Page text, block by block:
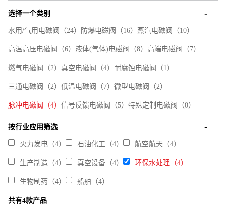
选择一个类别
水用/气用电磁阀（24） 防爆电磁阀（16） 蒸汽电磁阀（10）
高温高压电磁阀（6） 液体(气体)电磁阀（8） 高端电磁阀（7）
燃气电磁阀（2） 真空电磁阀（4） 耐腐蚀电磁阀（1）
三通电磁阀（2） 低温电磁阀（7） 微型电磁阀（2）
脉冲电磁阀（4） 信号反馈电磁阀（5） 特殊定制电磁阀（0）
按行业应用筛选
火力发电（4） 石油化工（4） 航空航天（4）
生产制造（4） 真空设备（4） 环保水处理（4）
生物制药（4） 船舶（4）
共有4款产品